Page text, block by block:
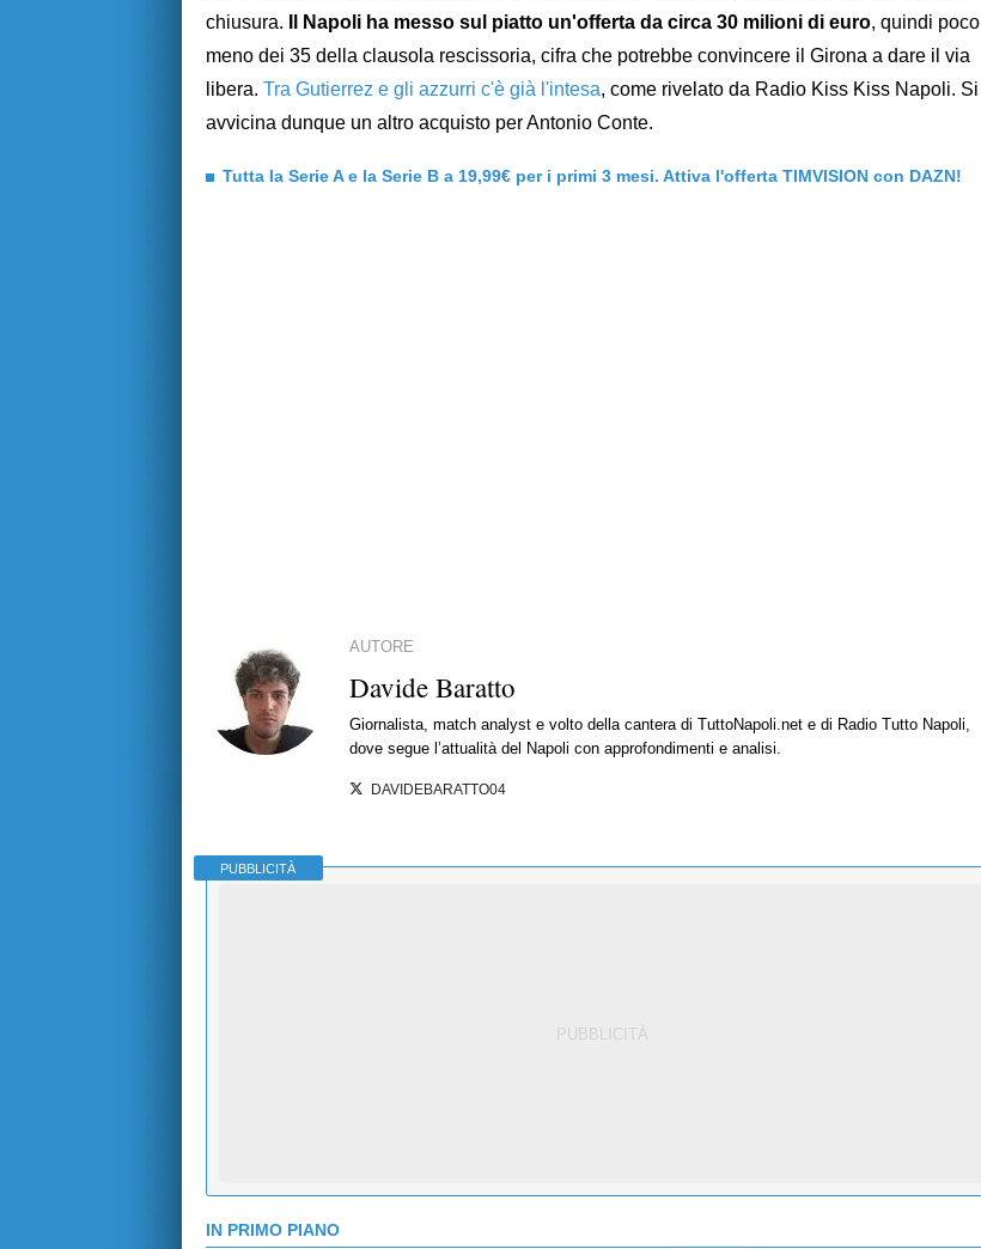
chiusura.
Il Napoli ha messo sul piatto un'offerta da circa 30 milioni di euro, quindi poco
meno dei 35 della clausola rescissoria, cifra che potrebbe convincere il Girona a dare il via
libera. Tra Gutierrez e gli azzurri c'è già l'intesa, come rivelato da Radio Kiss Kiss Napoli. Si
avvicina dunque un altro acquisto per Antonio Conte.
Tutta la Serie A e la Serie B a 19,99€ per i primi 3 mesi. Attiva l'offerta TIMVISION con DAZN!
AUTORE
Davide Baratto
Giornalista, match analyst e volto della cantera di TuttoNapoli.net e di Radio Tutto Napoli,
dove segue l’attualità del Napoli con approfondimenti e analisi.
DAVIDEBARATTO04
PUBBLICITÀ
IN PRIMO PIANO